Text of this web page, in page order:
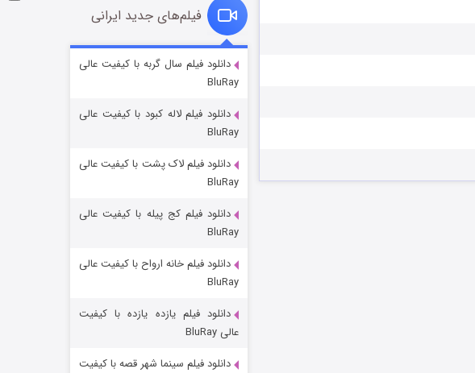
شوگر فصل ۲
قسمت
خاندان اژدها فصل ۳
فیلم‌های جدید ایرانی
دانلود فیلم سال گربه با کیفیت عالی
BluRay
دانلود فیلم لاله کبود با کیفیت عالی
BluRay
دانلود فیلم لاک پشت با کیفیت عالی
BluRay
دانلود فیلم کج‌ پیله با کیفیت عالی
BluRay
دانلود فیلم خانه ارواح با کیفیت عالی
BluRay
دانلود فیلم یازده یازده با کیفیت
عالی BluRay
دانلود فیلم سینما شهر قصه با کیفیت